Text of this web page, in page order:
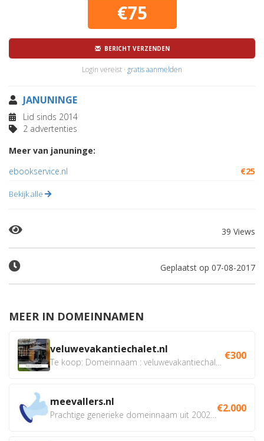
€75
BERICHT VERZENDEN
Login vereist · gratis aanmelden
JANUNINGE
Lid sinds 2014
2 advertenties
Meer van januninge:
ebookservice.nl
€25
Bekijk alle
39 Views
Geplaatst op 07-08-2017
MEER IN DOMEINNAMEN
veluwevakantiechalet.nl €300
meevallers.nl €2.000